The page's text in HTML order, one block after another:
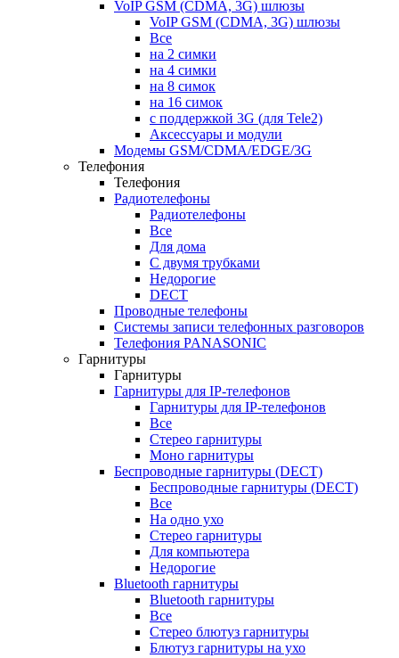
VoIP GSM (CDMA, 3G) шлюзы
VoIP GSM (CDMA, 3G) шлюзы
Все
на 2 симки
на 4 симки
на 8 симок
на 16 симок
с поддержкой 3G (для Tele2)
Аксессуары и модули
Модемы GSM/CDMA/EDGE/3G
Телефония
Телефония
Радиотелефоны
Радиотелефоны
Все
Для дома
С двумя трубками
Недорогие
DECT
Проводные телефоны
Системы записи телефонных разговоров
Телефония PANASONIC
Гарнитуры
Гарнитуры
Гарнитуры для IP-телефонов
Гарнитуры для IP-телефонов
Все
Стерео гарнитуры
Моно гарнитуры
Беспроводные гарнитуры (DECT)
Беспроводные гарнитуры (DECT)
Все
На одно ухо
Стерео гарнитуры
Для компьютера
Недорогие
Bluetooth гарнитуры
Bluetooth гарнитуры
Все
Стерео блютуз гарнитуры
Блютуз гарнитуры на ухо